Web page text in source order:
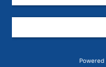
Powered